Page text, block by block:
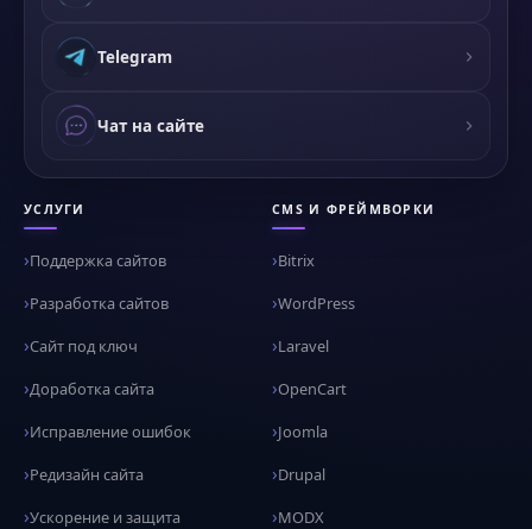
Telegram
Чат на сайте
УСЛУГИ
Поддержка сайтов
Разработка сайтов
Сайт под ключ
Доработка сайта
Исправление ошибок
Редизайн сайта
Ускорение и защита
CMS И ФРЕЙМВОРКИ
Bitrix
WordPress
Laravel
OpenCart
Joomla
Drupal
MODX